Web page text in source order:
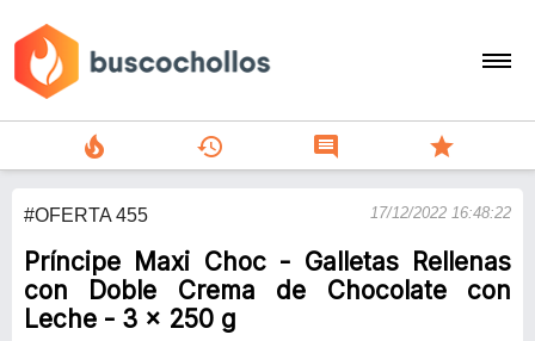
search
person
add
Menu
local_fire_department history comment star
#OFERTA 455 17/12/2022 16:48:22
Príncipe Maxi Choc - Galletas Rellenas
con Doble Crema de Chocolate con
Leche - 3 x 250 g